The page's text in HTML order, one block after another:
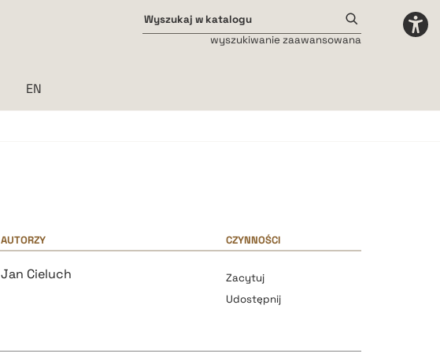
wyszukiwanie zaawansowana
AUTORZY CZYNNOŚCI
Jan Cieluch
Zacytuj
Udostępnij